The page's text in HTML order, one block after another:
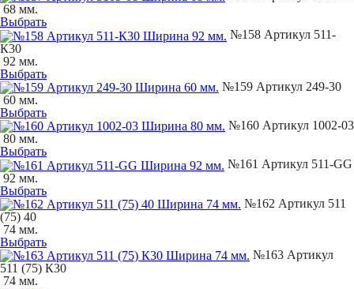
68 мм.
Выбрать
№158 Артикул 511-
К30
92 мм.
Выбрать
№159 Артикул 249-30
60 мм.
Выбрать
№160 Артикул 1002-03
80 мм.
Выбрать
№161 Артикул 511-GG
92 мм.
Выбрать
№162 Артикул 511
(75) 40
74 мм.
Выбрать
№163 Артикул
511 (75) К30
74 мм.